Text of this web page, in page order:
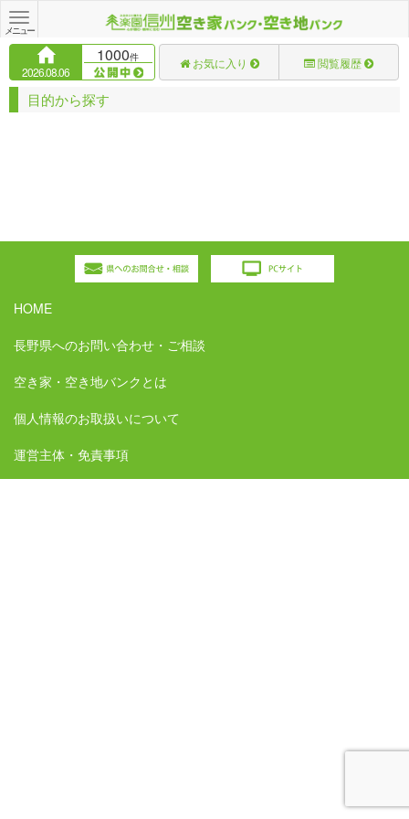
Toggle
navigation
メニュー
2026.08.06
1000件 お気に入り 閲覧履歴
目的から探す
HOME
長野県へのお問い合わせ・ご相談
空き家・空き地バンクとは
個人情報のお取扱いについて
運営主体・免責事項